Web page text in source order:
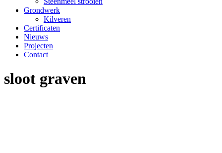
Grondwerk
Kilveren
Certificaten
Nieuws
Projecten
Contact
sloot graven